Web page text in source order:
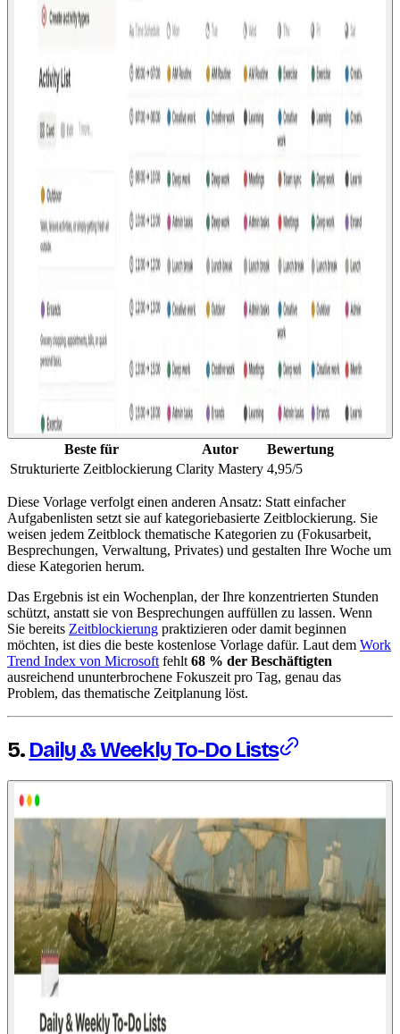
Beste für Autor
Bewertung
Strukturierte Zeitblockierung Clarity Mastery 4,95/5
Diese Vorlage verfolgt einen anderen Ansatz: Statt einfacher
Aufgabenlisten setzt sie auf kategoriebasierte Zeitblockierung. Sie
weisen jedem Zeitblock thematische Kategorien zu (Fokusarbeit,
Besprechungen, Verwaltung, Privates) und gestalten Ihre Woche um
diese Kategorien herum.
Das Ergebnis ist ein Wochenplan, der Ihre konzentrierten Stunden
schützt, anstatt sie von Besprechungen auffüllen zu lassen. Wenn
Sie bereits Zeitblockierung praktizieren oder damit beginnen
möchten, ist dies die beste kostenlose Vorlage dafür. Laut dem Work
Trend Index von Microsoft fehlt 68 % der Beschäftigten
ausreichend ununterbrochene Fokuszeit pro Tag, genau das
Problem, das thematische Zeitplanung löst.
5. Daily & Weekly To-Do Lists